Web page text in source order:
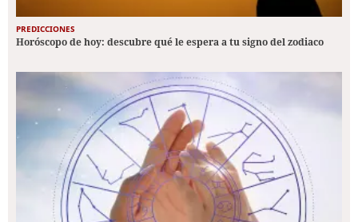
PREDICCIONES
Horóscopo de hoy: descubre qué le espera a tu signo del zodiaco